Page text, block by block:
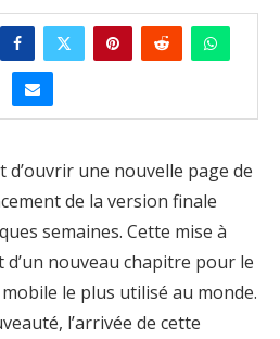
une nouvelle page de
de la version finale
semaines. Cette mise à
nouveau chapitre pour le
le plus utilisé au monde.
l’arrivée de cette